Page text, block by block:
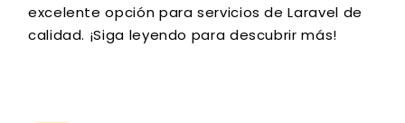
excelente opción para servicios de Laravel de
calidad. ¡Siga leyendo para descubrir más!